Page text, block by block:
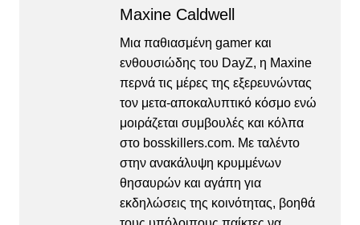
Maxine Caldwell
Μια παθιασμένη gamer και
ενθουσιώδης του DayZ, η Maxine
περνά τις μέρες της εξερευνώντας
τον μετα-αποκαλυπτικό κόσμο ενώ
μοιράζεται συμβουλές και κόλπα
στο bosskillers.com. Με ταλέντο
στην ανακάλυψη κρυμμένων
θησαυρών και αγάπη για
εκδηλώσεις της κοινότητας, βοηθά